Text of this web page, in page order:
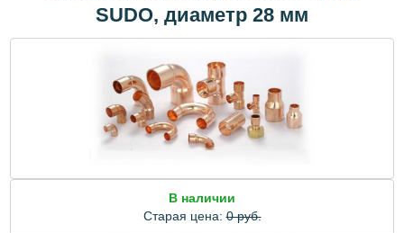
SUDO, диаметр 28 мм
В наличии
Старая цена:0 руб.